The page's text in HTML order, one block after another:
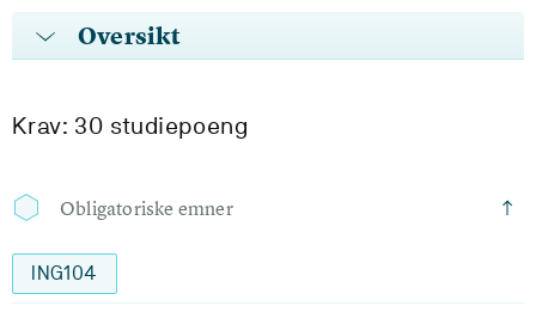
Oversikt
Krav: 30 studiepoeng
Obligatoriske emner
ING104